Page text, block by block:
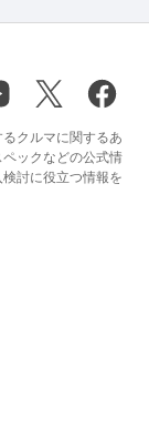
クルマに関するあ
ックなどの公式情
討に役立つ情報を